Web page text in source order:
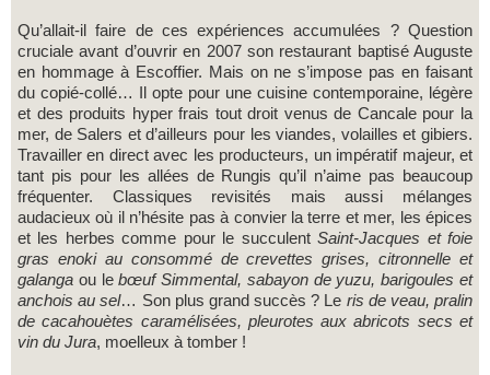
Qu’allait-il faire de ces expériences accumulées ? Question
cruciale avant d’ouvrir en 2007 son restaurant baptisé Auguste
en hommage à Escoffier. Mais on ne s’impose pas en faisant
du copié-collé… Il opte pour une cuisine contemporaine, légère
et des produits hyper frais tout droit venus de Cancale pour la
mer, de Salers et d’ailleurs pour les viandes, volailles et gibiers.
Travailler en direct avec les producteurs, un impératif majeur, et
tant pis pour les allées de Rungis qu’il n’aime pas beaucoup
fréquenter. Classiques revisités mais aussi mélanges
audacieux où il n’hésite pas à convier la terre et mer, les épices
et les herbes comme pour le succulentSaint-Jacques et foie
gras enoki au consommé de crevettes grises, citronnelle et
galanga ou lebœuf Simmental, sabayon de yuzu, barigoules et
anchois au sel… Son plus grand succès ? Le ris de veau, pralin
de cacahouètes caramélisées, pleurotes aux abricots secs et
vin du Jura, moelleux à tomber !